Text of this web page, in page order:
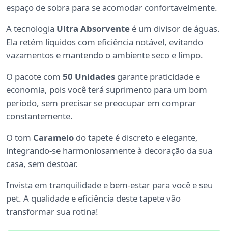
espaço de sobra para se acomodar confortavelmente.
A tecnologia Ultra Absorvente é um divisor de águas.
Ela retém líquidos com eficiência notável, evitando
vazamentos e mantendo o ambiente seco e limpo.
O pacote com 50 Unidades garante praticidade e
economia, pois você terá suprimento para um bom
período, sem precisar se preocupar em comprar
constantemente.
O tom Caramelo do tapete é discreto e elegante,
integrando-se harmoniosamente à decoração da sua
casa, sem destoar.
Invista em tranquilidade e bem-estar para você e seu
pet. A qualidade e eficiência deste tapete vão
transformar sua rotina!